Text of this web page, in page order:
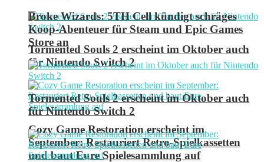
Tormented Souls 2 erscheint im Oktober auch
für Nintendo Switch 2
Cozy Game Restoration erscheint im
September: Restauriert Retro-Spielkassetten
und baut Eure Spielesammlung auf
Broke Wizards: 5TH Cell kündigt schräges
Koop-Abenteuer für Steam und Epic Games
Store an
Tormented Souls 2 erscheint im Oktober auch
für Nintendo Switch 2